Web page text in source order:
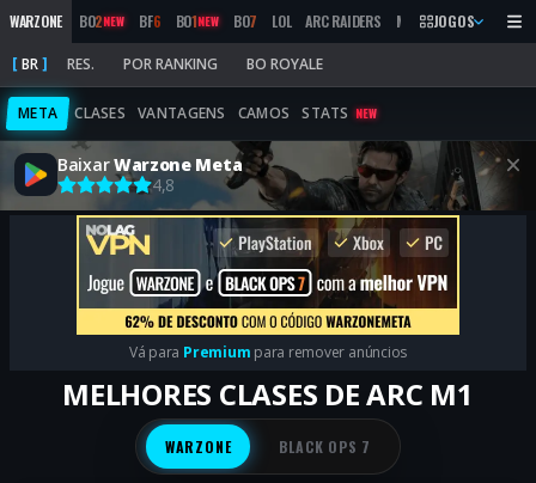
WARZONE BO2NEW BF6 BO1NEW BO7 LOL ARC RAIDERS MW 2019 MARATHON
JOGOS
BR RES. POR RANKING BO ROYALE
META CLASES VANTAGENS CAMOS STATS NEW
BaixarWarzone Meta
4,8
Vá para Premium para remover anúncios
MELHORES CLASES DE ARC M1
WARZONE BLACK OPS 7